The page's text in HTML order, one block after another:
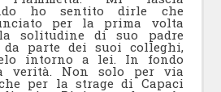
ho sentito dirle che
per la prima volta
la solitudine di suo padre
parte dei suoi colleghi,
intorno a lei. In fondo
verità. Non solo per via
per la strage di Capaci